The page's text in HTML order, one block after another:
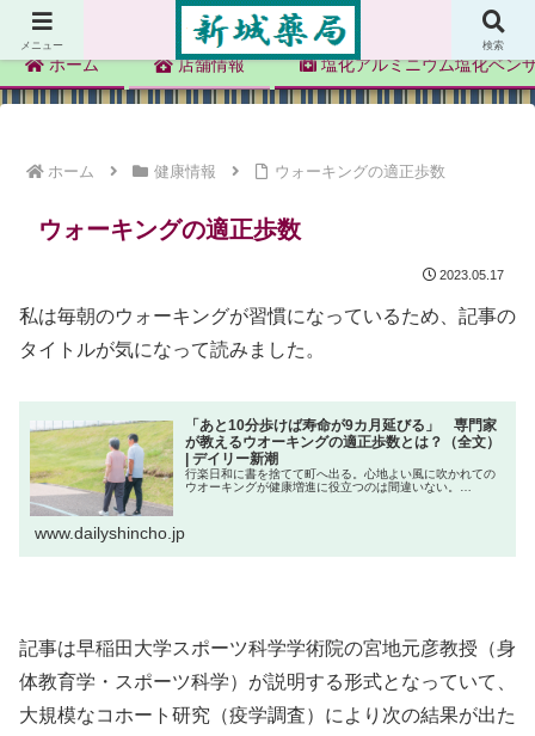
新城薬局
ホーム 店舗情報 塩化アルミニウム塩化ベン
ホーム 健康情報 ウォーキングの適正歩数
ウォーキングの適正歩数
2023.05.17
私は毎朝のウォーキングが習慣になっているため、記事の
タイトルが気になって読みました。
「あと10分歩けば寿命が9カ月延びる」 専門家
が教えるウオーキングの適正歩数とは？（全文）
| デイリー新潮
行楽日和に書を捨てて町へ出る。心地よい風に吹かれての
ウオーキングが健康増進に役立つのは間違いない。…
www.dailyshincho.jp
記事は早稲田大学スポーツ科学学術院の宮地元彦教授（身
体教育学・スポーツ科学）が説明する形式となっていて、
大規模なコホート研究（疫学調査）により次の結果が出た
メニュー 検索